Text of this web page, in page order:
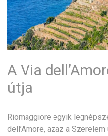
A Via
útja
Riomaggiore egyik
dell’Amore, azaz a